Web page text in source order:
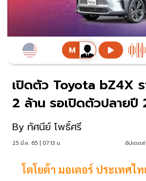
เปิดตัว Toyota bZ4X ร
2 ล้าน รอเปิดตัวปลายปี
By ทัศนีย์ โพธิ์ศรี
25 มี.ค. 65 | 07:13 น. อัปเดต
โตโยต้า มอเตอร์ ประเทศไ